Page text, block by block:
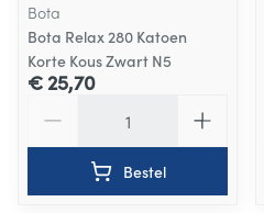
Bota
Bota Relax 280 Katoen
Korte Kous Zwart N5
€ 25,70
Bestel